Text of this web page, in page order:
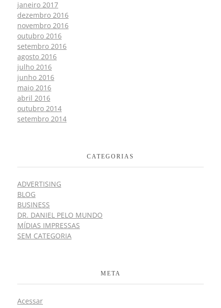
janeiro 2017
dezembro 2016
novembro 2016
outubro 2016
setembro 2016
agosto 2016
julho 2016
junho 2016
maio 2016
abril 2016
outubro 2014
setembro 2014
CATEGORIAS
ADVERTISING
BLOG
BUSINESS
DR. DANIEL PELO MUNDO
MÍDIAS IMPRESSAS
SEM CATEGORIA
META
Acessar